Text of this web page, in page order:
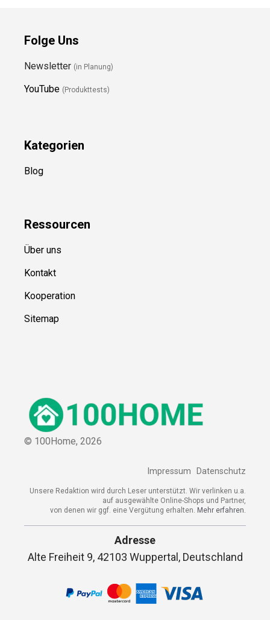
Folge Uns
Newsletter (in Planung)
YouTube (Produkttests)
Kategorien
Blog
Ressourcen
Über uns
Kontakt
Kooperation
Sitemap
© 100Home, 2026
Impressum Datenschutz
Unsere Redaktion wird durch Leser unterstützt. Wir verlinken u.a.
auf ausgewählte Online-Shops und Partner,
von denen wir ggf. eine Vergütung erhalten. Mehr erfahren.
Adresse
Alte Freiheit 9, 42103 Wuppertal, Deutschland